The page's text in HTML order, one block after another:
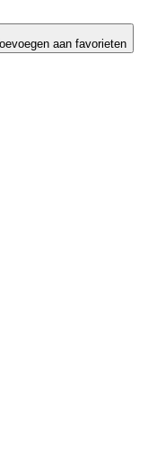
aan favorieten